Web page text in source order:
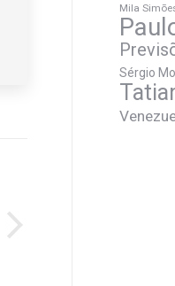
Mila
Sérgio